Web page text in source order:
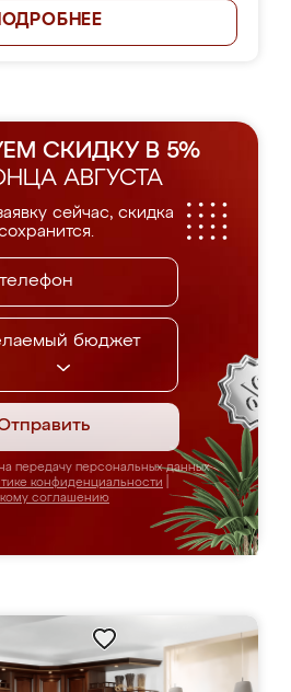
СКИДКУ В 5%
АВГУСТА
сейчас, скидка
бюджет
передачу персональных данных
конфиденциальности
соглашению